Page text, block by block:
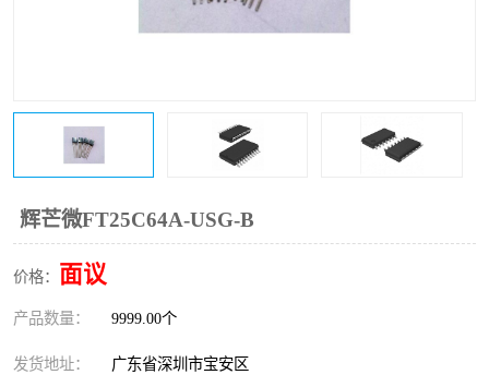
辉芒微FT25C64A-USG-B
价格： 面议
产品数量： 9999.00个
发货地址： 广东省深圳市宝安区
FT61F022
FT61F021